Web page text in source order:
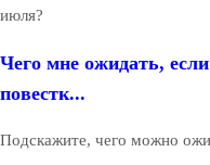
июля?
Чего мне ожидать,
повестк...
Подскажите, чего можно